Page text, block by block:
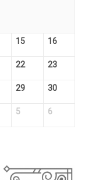
15 16
22 23
29 30
5 6